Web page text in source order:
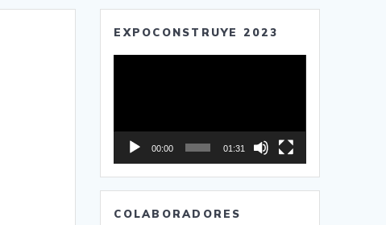
EXPOCONSTRUYE 2023
00:00 01:31
COLABORADORES